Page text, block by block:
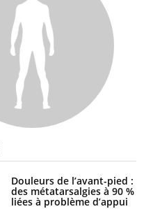
Douleurs de l’avant-pied :
des métatarsalgies à 90 %
liées à problème d’appui